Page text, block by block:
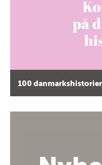
100 danmarkshistorier